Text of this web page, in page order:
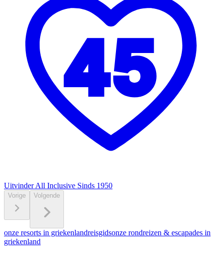
Uitvinder All Inclusive Sinds 1950
Vorige Volgende
onze resorts in griekenlandreisgidsonze rondreizen & escapades in
griekenland